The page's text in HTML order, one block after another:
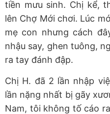
tiền mưu sinh. Chị kể,
lên Chợ Mới chơi. Lúc
mẹ con nhưng cách
nhậu say, ghen tuông,
ra tay đánh đập.
Chị H. đã 2 lần nhập
lần nặng nhất bị gãy
Nam, tôi không tố cáo